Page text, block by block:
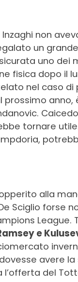
non
un
uno dei
fisica dopo il
nel caso di
prossimo
tornare
alla
Sciglio forse
League.
e
avere
l’offerta del